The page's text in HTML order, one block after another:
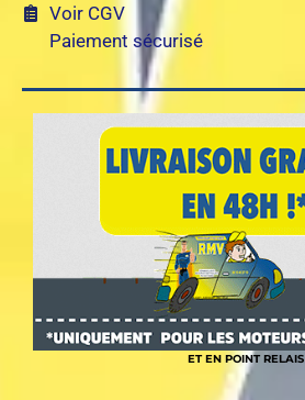
Voir CGV
Paiement sécurisé
ET EN POINT RELAIS